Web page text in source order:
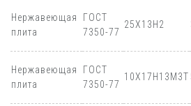
Нержавеющая
плита
ГОСТ
7350-77
25Х13Н2
Нержавеющая
плита
ГОСТ
7350-77
10Х17Н13М3Т